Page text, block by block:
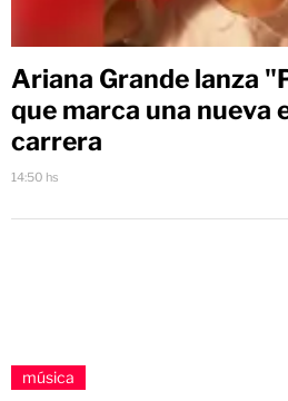
Ariana Grande lanza
que marca una nueva
carrera
14:50 hs
música